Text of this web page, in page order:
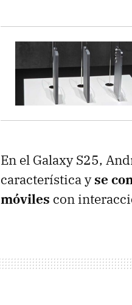
En el Galaxy S25,
característica yse
móviles con